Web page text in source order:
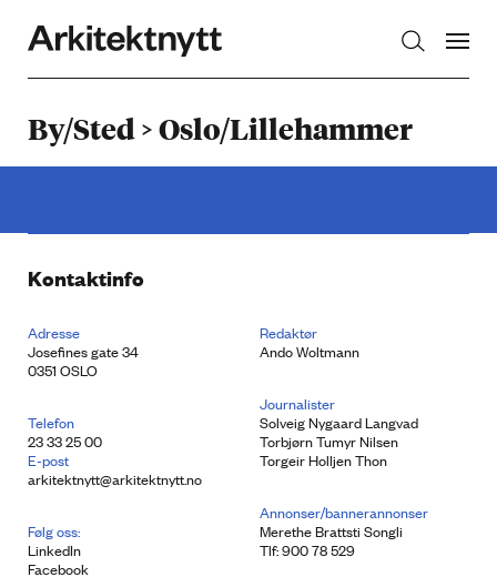
By/Sted > Oslo/Lillehammer
Kontaktinfo
Adresse
Josefines gate 34
0351 OSLO
Telefon
23 33 25 00
E-post
arkitektnytt@arkitektnytt.no
Følg oss:
LinkedIn
Facebook
Redaktør
Ando Woltmann
Journalister
Solveig Nygaard Langvad
Torbjørn Tumyr Nilsen
Torgeir Holljen Thon
Annonser/bannerannonser
Merethe Brattsti Songli
Tlf: 900 78 529